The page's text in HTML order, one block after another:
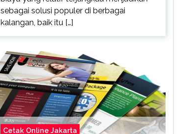
sebagai solusi populer di berbagai
kalangan, baik itu […]
Cetak Online Jakarta